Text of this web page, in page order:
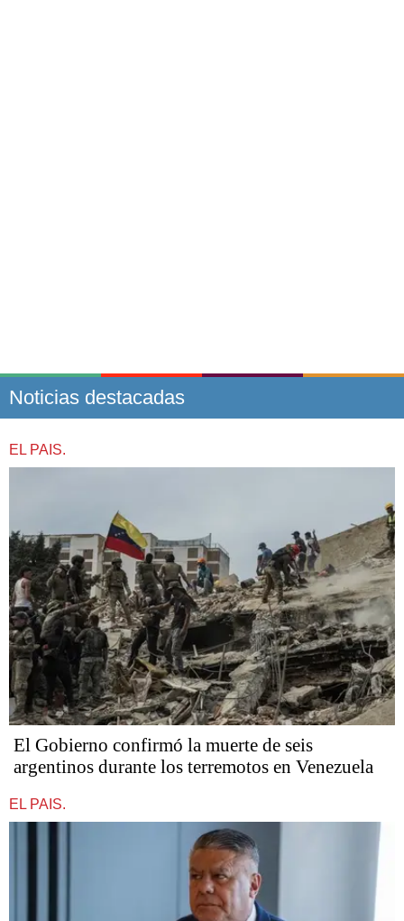
Noticias destacadas
EL PAIS.
El Gobierno confirmó la muerte de seis
argentinos durante los terremotos en Venezuela
EL PAIS.